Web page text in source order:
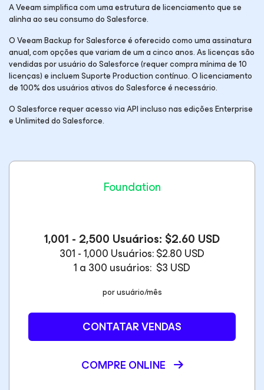
A Veeam simplifica com uma estrutura de licenciamento que se
alinha ao seu consumo do Salesforce.
O Veeam Backupfor Salesforceé oferecido como uma assinatura
anual, com opções que variam de um a cinco anos. As licenças são
vendidas por usuário do Salesforce (requer compra mínima de 10
licenças) e incluem Suporte Production contínuo. O licenciamento
de 100% dos usuários ativos do Salesforce é necessário.
O Salesforce requer acesso via API incluso nas edições Enterprise
e Unlimited do Salesforce.
Foundation
1,001 - 2,500 Usuários: $2.60 USD
301 - 1,000 Usuários: $2.80 USD
1 a 300 usuários: $3 USD
por usuário/mês
CONTATAR VENDAS
COMPRE ONLINE